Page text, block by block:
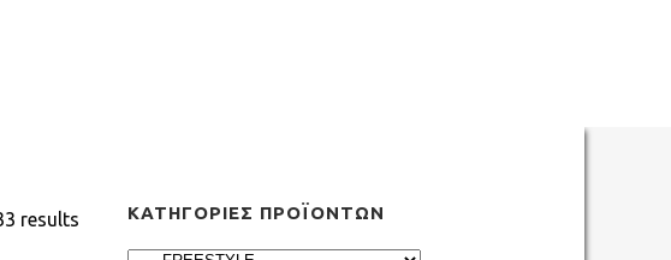
results ΚΑΤΗΓΟΡΊΕΣ ΠΡΟΪΌΝΤΩΝ